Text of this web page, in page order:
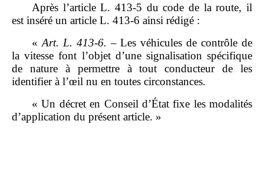
Après l’article L. 413‑5 du code de la route, il
est inséré un article L. 413‑6 ainsi rédigé :
« Art. L. 413‑6. – Les véhicules de contrôle de
la vitesse font l’objet d’une signalisation spécifique
de nature à permettre à tout conducteur de les
identifier à l’œil nu en toutes circonstances.
« Un décret en Conseil d’État fixe les modalités
d’application du présent article. »